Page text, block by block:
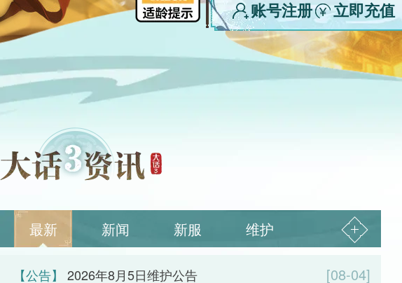
账号注册 立即充值
最新 新闻 新服 维护
[08-04]
【公告】 2026年8月5日维护公告